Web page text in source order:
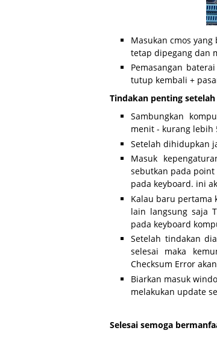
Masukan cmos
tetap dipegang dan
Pemasangan
tutup kembali +
Tindakan penting
Sambungkan
menit - kurang lebih
Setelah dihidupkan
Masuk
sebutkan pada point
pada keyboard. ini
Kalau baru
lain langsung saja
pada keyboard
Setelah tindakan
selesai maka
Checksum Error
Biarkan masuk
melakukan update
Selesai semoga